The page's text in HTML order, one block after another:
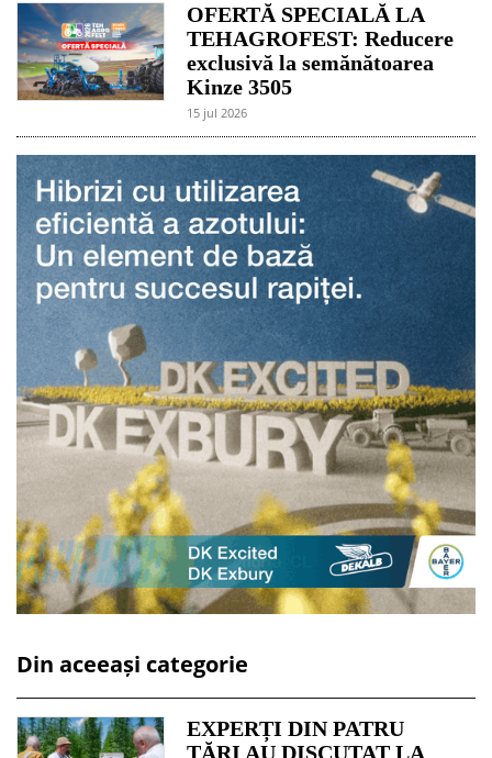
OFERTĂ SPECIALĂ LA
TEHAGROFEST: Reducere
exclusivă la semănătoarea
Kinze 3505
15 jul 2026
Din aceeași categorie
EXPERȚI DIN PATRU
ȚĂRI AU DISCUTAT LA